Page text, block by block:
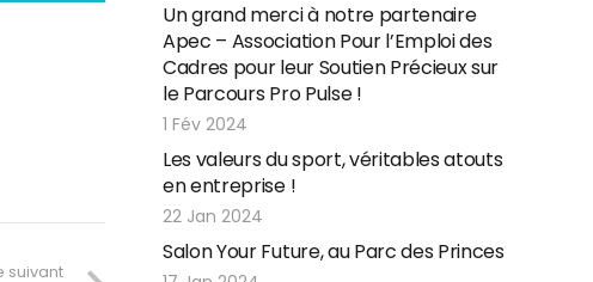
suivant
Un grand merci à notre partenaire
Apec – Association Pour l’Emploi des
Cadres pour leur Soutien Précieux sur
le Parcours Pro Pulse !
1 Fév 2024
Les valeurs du sport, véritables atouts
en entreprise !
22 Jan 2024
Salon Your Future, au Parc des Princes